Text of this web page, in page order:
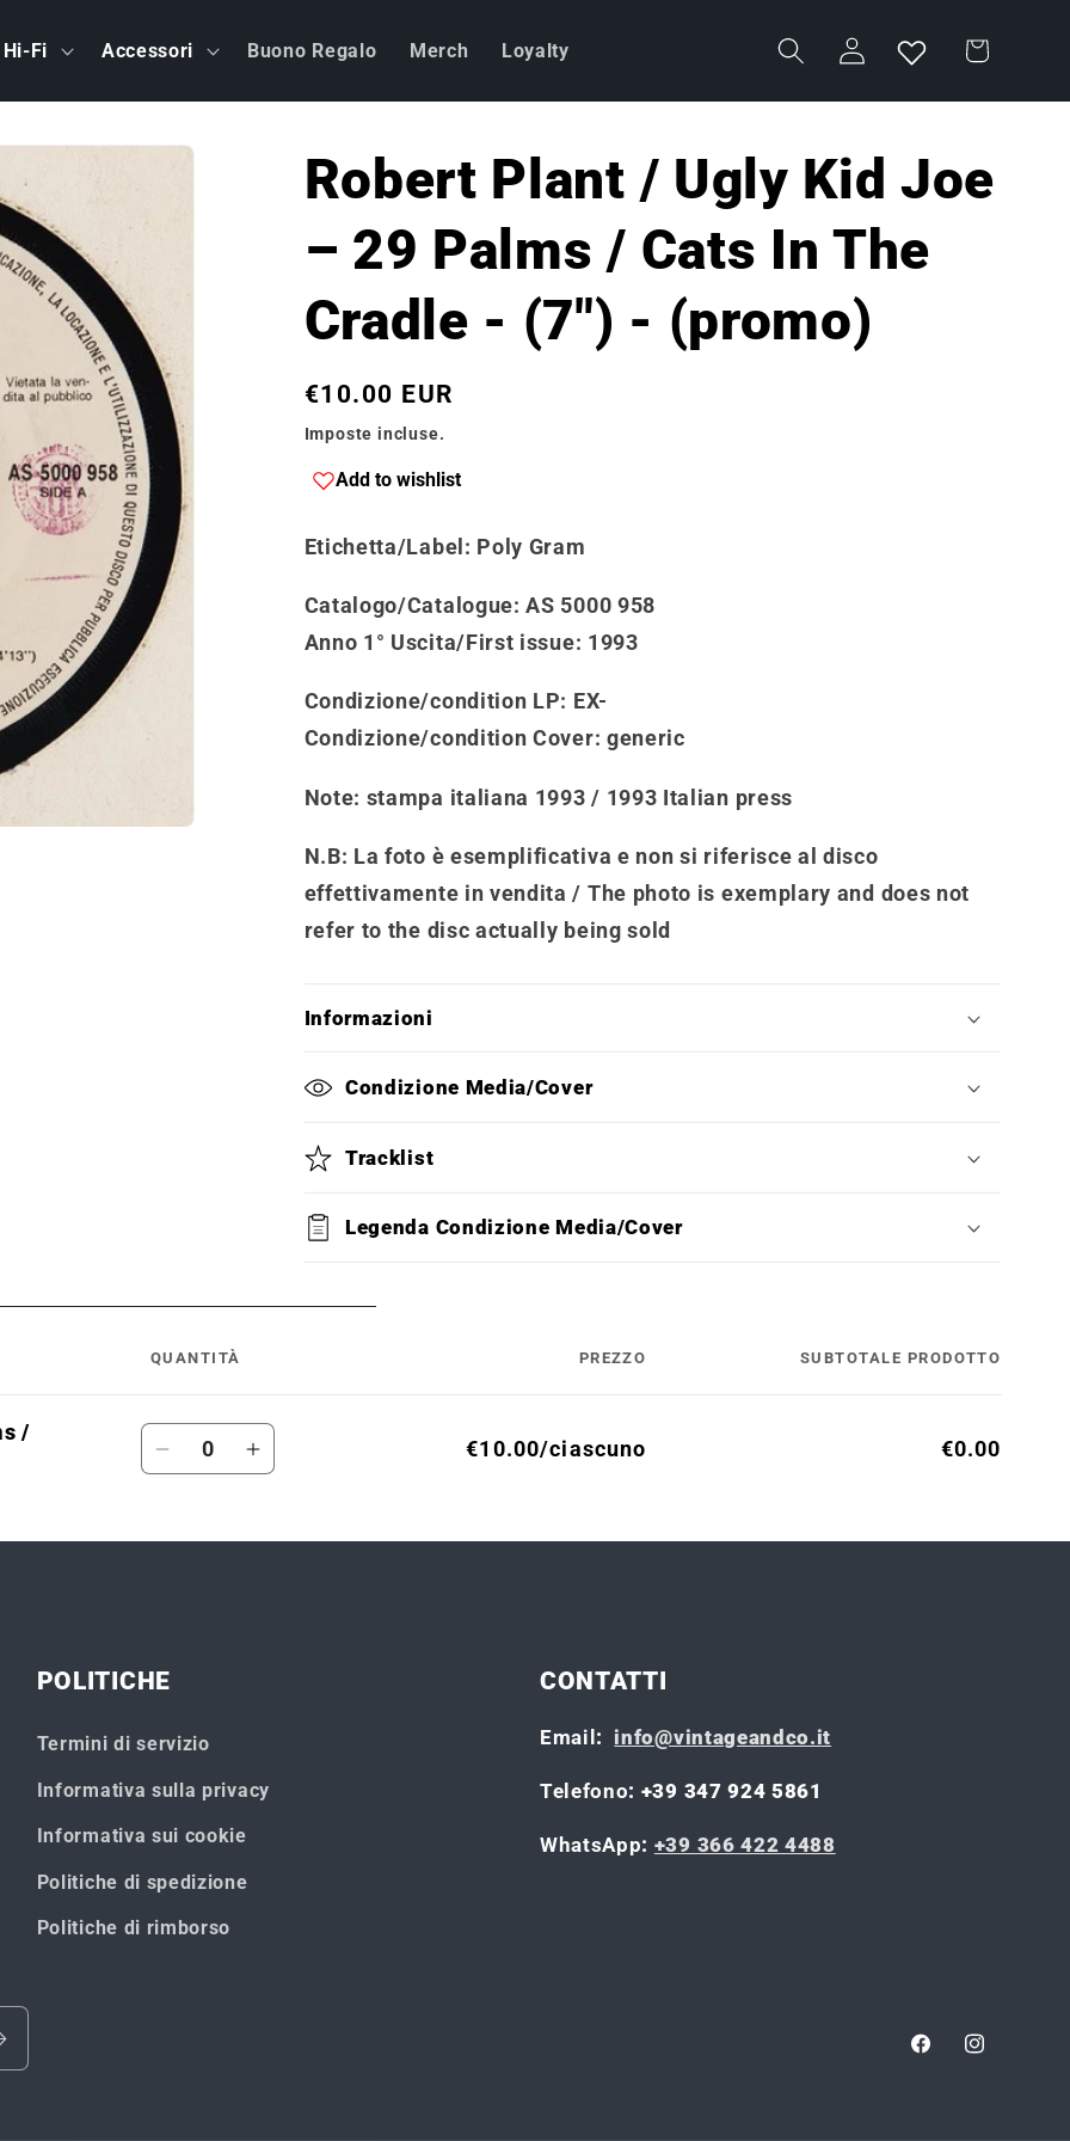
Hi-Fi Accessori Buono Regalo Merch Loyalty Accedi Carrello
Robert Plant / Ugly Kid Joe
– 29 Palms / Cats In The
Cradle - (7") - (promo)
Prezzo
di
€10.00 EUR
Imposte incluse.
Add to wishlist
Etichetta/Label: Poly Gram
Catalogo/Catalogue:AS 5000 958
Anno 1° Uscita/First issue: 1993
Condizione/condition LP: EX-
Condizione/condition Cover: generic
Note: stampa italiana 1993 / 1993 Italian press
N.B: La foto è esemplificativa e non si riferisce al disco
effettivamente in vendita / The photo is exemplary and does not
refer to the disc actually being sold
Informazioni
Condizione Media/Cover
Tracklist
Legenda Condizione Media/Cover
QUANTITÀ PREZZO SUBTOTALE PRODOTTO
/
Quantità
Diminuisci
Default
Aumenta
Default
€10.00/ciascuno
€0.00
POLITICHE
Termini di servizio
Informativa sulla privacy
Informativa sui cookie
Politiche di spedizione
Politiche di rimborso
CONTATTI
Email :info@vintageandco.it
Telefono: +39 347 924 5861
WhatsApp: +39 366 422 4488
FacebookInstagram